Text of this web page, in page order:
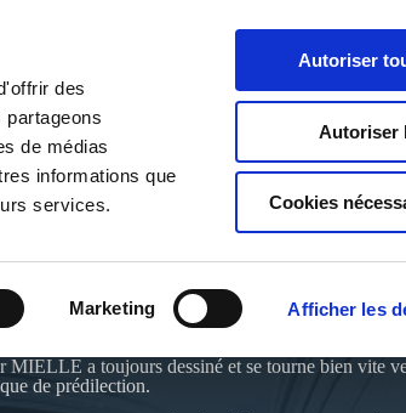
des
de médias
informations que
services.
Marketing Afficher les
Autoriser
Autoriser
Cookies
0
Ma
Connexion
a toujours dessiné et se tourne bien vite
de prédilection.